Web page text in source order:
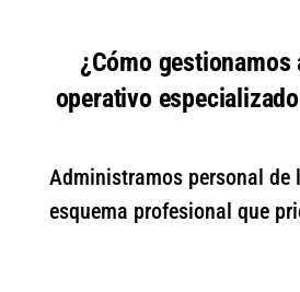
¿Cómo gestionamos
operativo
Administramos personal de
esquema profesional que